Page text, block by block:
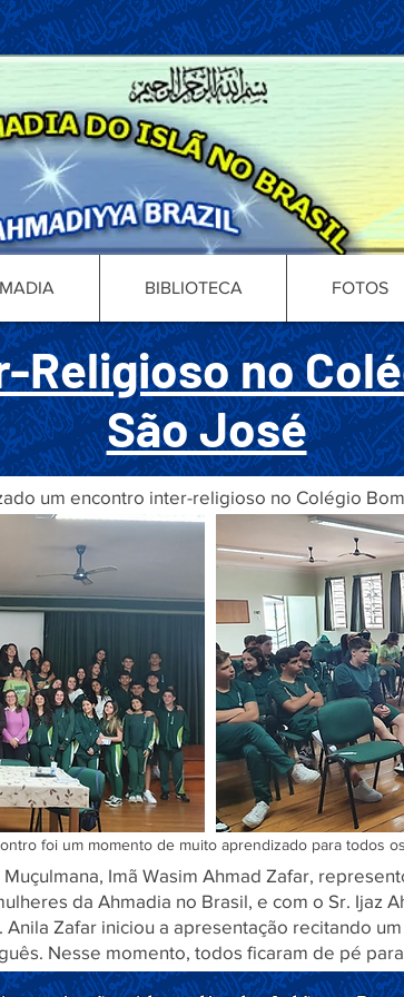
Título 6
BIBLIOTECA FOTOS
no
São José
um encontro inter-religioso no Colégio
foi um momento de muito aprendizado para todos
Imã Wasim Ahmad Zafar,
da Ahmadia no Brasil, e com o Sr. Ijaz
Anila Zafar iniciou a apresentação recitando
Nesse momento, todos ficaram de pé